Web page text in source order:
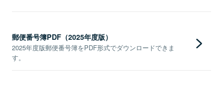
郵便番号簿PDF（2025年度版）
2025年度版郵便番号簿をPDF形式でダウンロードできま
す。